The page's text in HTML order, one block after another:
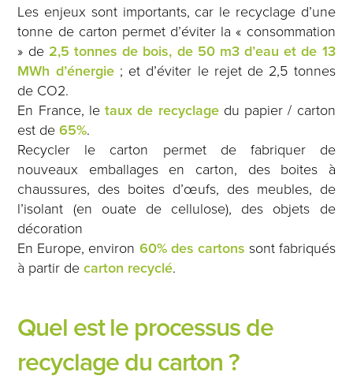
Les enjeux sont importants, car le recyclage d’une
tonne de carton permet d’éviter la « consommation
» de 2,5 tonnes de bois, de 50 m3 d’eau et de 13
MWh d’énergie; et d’éviter le rejet de 2,5 tonnes
de CO2.
En France, letaux de recyclagedu papier / carton
est de65%.
Recycler le carton permet de fabriquer de
nouveaux emballages en carton, des boites à
chaussures, des boites d’œufs, des meubles, de
l’isolant (en ouate de cellulose), des objets de
décoration
En Europe, environ 60% des cartons sont fabriqués
à partir decarton recyclé.
Quel est le processus de
recyclage du carton ?